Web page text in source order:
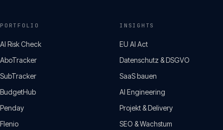
PORTFOLIO
AI Risk Check
AboTracker
SubTracker
BudgetHub
Penday
Flenio
INSIGHTS
EU AI Act
Datenschutz & DSGVO
SaaS bauen
AI Engineering
Projekt & Delivery
SEO & Wachstum